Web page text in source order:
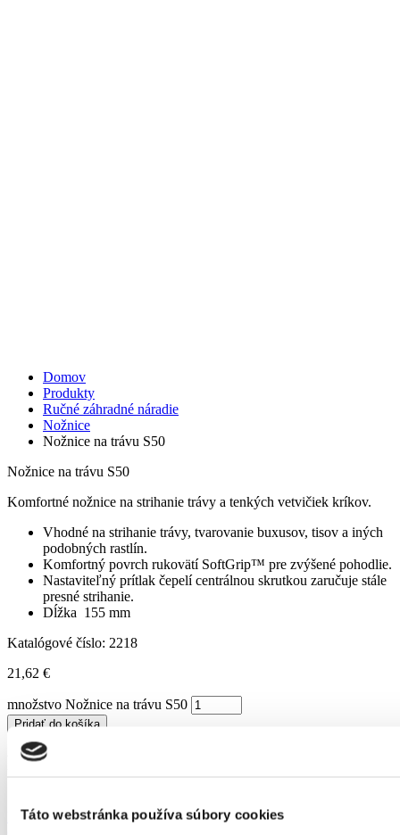
Táto webstránka používa súbory cookies
Domov
Produkty
Ručné záhradné náradie
Nožnice
Nožnice na trávu S50
Nožnice na trávu S50
Komfortné nožnice na strihanie trávy a tenkých vetvičiek kríkov.
Vhodné na strihanie trávy, tvarovanie buxusov, tisov a iných
podobných rastlín.
Komfortný povrch rukovätí SoftGrip™ pre zvýšené pohodlie.
Nastaviteľný prítlak čepelí centrálnou skrutkou zaručuje stále
presné strihanie.
Dĺžka 155 mm
Katalógové číslo: 2218
21,62 €
množstvo Nožnice na trávu S50
Pridať do košíka
Podobné produkty
Nožnice záhradné profesionálne PB-8